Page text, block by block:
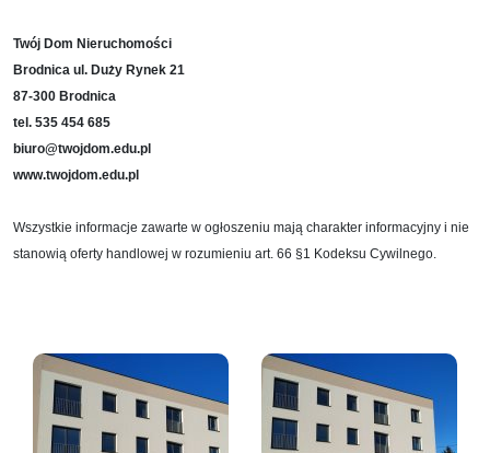
Twój Dom Nieruchomości
Brodnica ul. Duży Rynek 21
87-300 Brodnica
tel. 535 454 685
biuro@twojdom.edu.pl
www.twojdom.edu.pl
Wszystkie informacje zawarte w ogłoszeniu mają charakter informacyjny i nie
stanowią oferty handlowej w rozumieniu art. 66 §1 Kodeksu Cywilnego.